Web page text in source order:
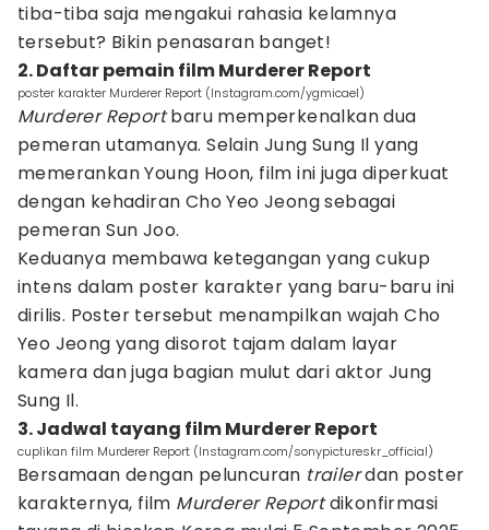
tiba-tiba saja mengakui rahasia kelamnya
tersebut? Bikin penasaran banget!
2. Daftar pemain film Murderer Report
poster karakter Murderer Report (Instagram.com/ygmicael)
Murderer Reportbaru memperkenalkan dua
pemeran utamanya. Selain Jung Sung Il yang
memerankan Young Hoon, film ini juga diperkuat
dengan kehadiran Cho Yeo Jeong sebagai
pemeran Sun Joo.
Keduanya membawa ketegangan yang cukup
intens dalam poster karakter yang baru-baru ini
dirilis. Poster tersebut menampilkan wajah Cho
Yeo Jeong yang disorot tajam dalam layar
kamera dan juga bagian mulut dari aktor Jung
Sung Il.
3. Jadwal tayang film Murderer Report
cuplikan film Murderer Report (Instagram.com/sonypictureskr_official)
Bersamaan dengan peluncuran trailerdan poster
karakternya, film Murderer Reportdikonfirmasi